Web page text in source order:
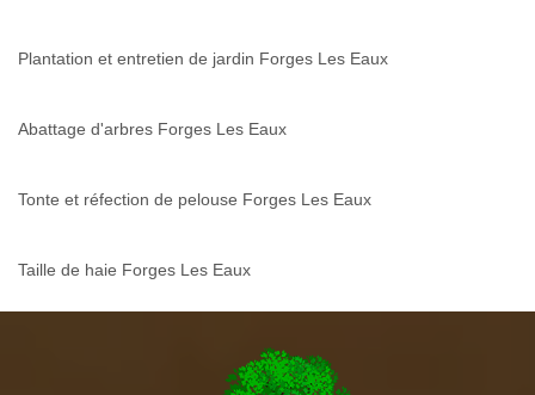
Plantation et entretien de jardin Forges Les Eaux
Abattage d'arbres Forges Les Eaux
Tonte et réfection de pelouse Forges Les Eaux
Taille de haie Forges Les Eaux